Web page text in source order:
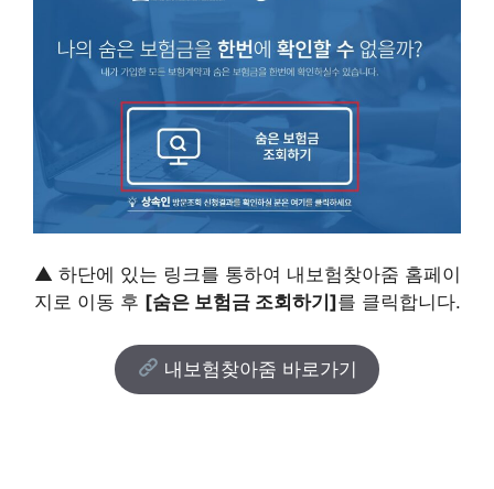
▲ 하단에 있는 링크를 통하여 내보험찾아줌 홈페이
지로 이동 후 [숨은 보험금 조회하기]를 클릭합니다.
내보험찾아줌 바로가기